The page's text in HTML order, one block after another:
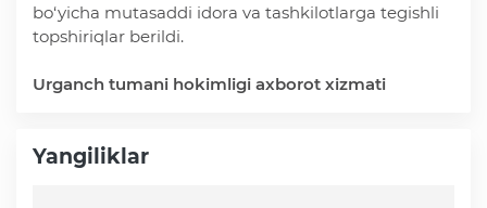
Davlat xizmatlar yangona reestri
bo‘yicha mutasaddi idora va tashkilotlarga tegishli
topshiriqlar berildi.
Urganch tumani hokimligi axborot xizmati
Yangiliklar